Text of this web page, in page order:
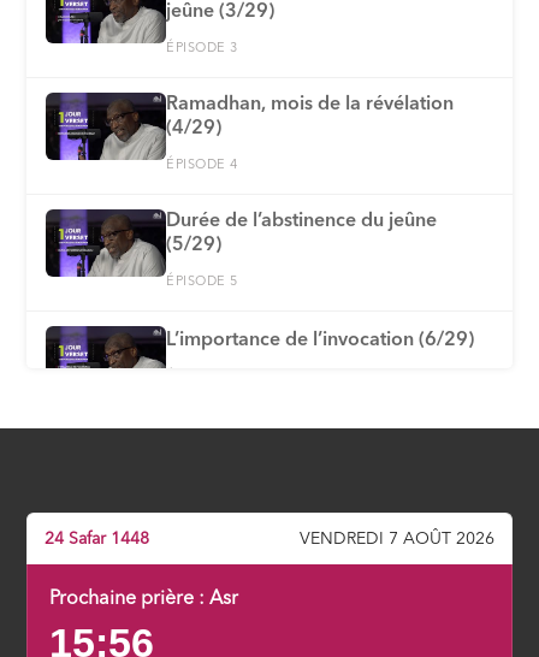
jeûne (3/29)
ÉPISODE 3
Ramadhan, mois de la révélation
(4/29)
ÉPISODE 4
Durée de l’abstinence du jeûne
(5/29)
ÉPISODE 5
L’importance de l’invocation (6/29)
Explication de la Fatiha : ses
ÉPISODE 8
24 Safar 1448 VENDREDI 7 AOÛT 2026
Prochaine prière :Asr
15:56